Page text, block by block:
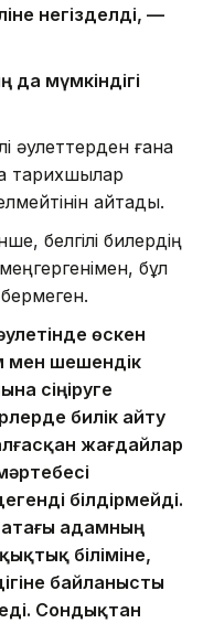
негізделді, —
мүмкіндігі
әулеттерден ғана
тарихшылар
айтады.
белгілі билердің
меңгергенімен, бұл
өскен
мен шешендік
сіңіруге
билік айту
жағдайлар
білдірмейді.
адамның
біліміне,
байланысты
Сондықтан